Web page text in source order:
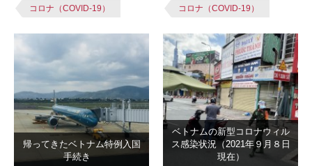
コロナ（COVID-19） コロナ（COVID-19）
帰ってきたベトナム特例入国
手続き
ベトナムの新型コロナウィル
ス感染状況（2021年９月８日
現在）